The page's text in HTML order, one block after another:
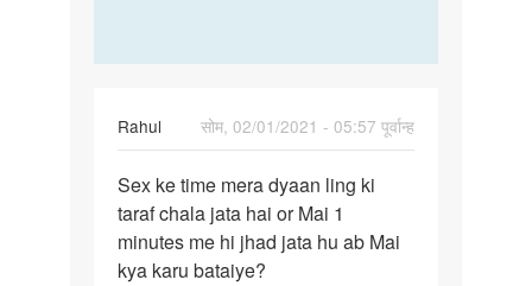
Mehra
Rahul
सोम, 02/01/2021 - 05:57 पूर्वान्ह
Sex
ke
time
mera
Sex ke time mera dyaan ling ki
taraf chala jata hai or Mai 1
minutes me hi jhad jata hu ab Mai
kya karu bataiye?